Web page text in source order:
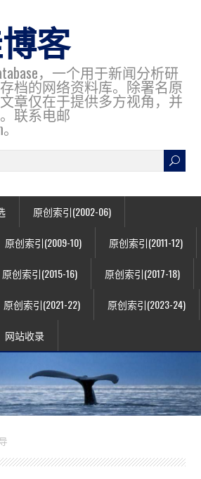
客
，一个用于新闻分析研
档的网络资料库。除署名原
章仅在于提供多方视角，并
联系电邮
原创索引(2002-06)
原创索引(2009-10) 原创索引(2011-12)
原创索引(2015-16) 原创索引(2017-18)
原创索引(2021-22) 原创索引(2023-24)
网站收录